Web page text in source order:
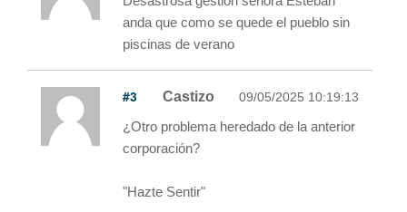
anda que como se quede el pueblo sin
piscinas de verano
#3 Castizo 09/05/2025 10:19:13
¿Otro problema heredado de la anterior
corporación?
"Hazte Sentir"